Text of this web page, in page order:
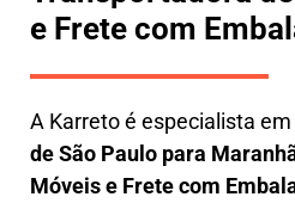
e Frete com
A Karretoé especialista em
de São Paulo para
Móveis e Frete com